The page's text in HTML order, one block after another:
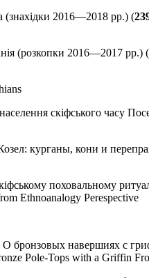
(знахідки 2016—2018 рр.) (
(розкопки 2016—2017 рр.) (
скіфського часу
курганы, кони и
поховальному
Ethnoanalogy Perespective
навершиях с
Pole-Tops with a Griffin